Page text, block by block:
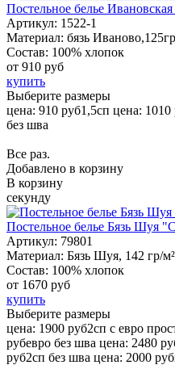
Постельное белье
Артикул: 1522-1
Материал: бязь
Состав: 100% хлопок
от 910 руб
купить
Выберите размеры
цена: 910 руб1,5сп цена: 1010
без шва
Все раз.
Добавлено в корзину
В корзину
секунду
Постельное белье Бязь Шуя
Артикул: 79801
Материал: Бязь Шуя, 142 гр/м²
Состав: 100% хлопок
от 1670 руб
купить
Выберите размеры
цена: 1900 руб2сп с евро
рубевро без шва цена: 2480
руб2сп без шва цена: 2000 руб